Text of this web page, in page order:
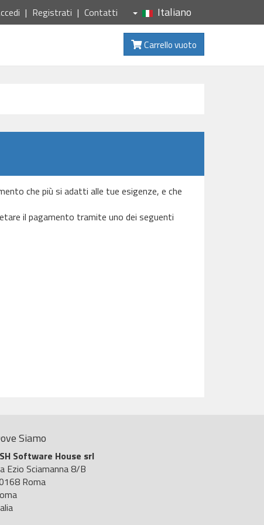
Registrati Contatti Italiano
Carrello vuoto
che più si adatti alle tue esigenze, e che
il pagamento tramite uno dei seguenti
Siamo
Software House srl
Ezio Sciamanna 8/B
Roma